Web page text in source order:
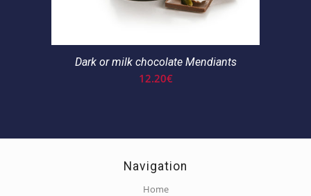
Dark or milk chocolate Mendiants
12.20€
Navigation
Home